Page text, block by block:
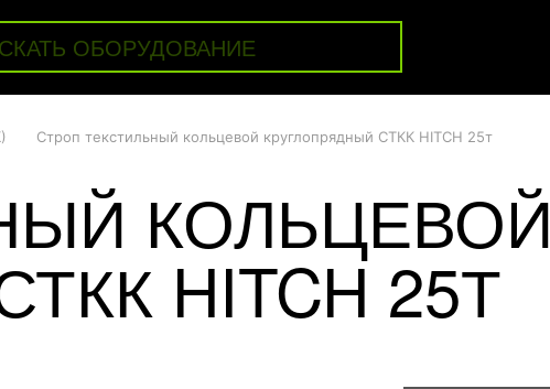
Строп текстильный кольцевой круглопрядный СТКК HITCH 25т
КОЛЬЦЕВОЙ
HITCH 25Т